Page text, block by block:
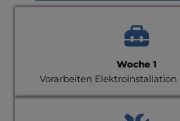
Woche 1
Vorarbeiten